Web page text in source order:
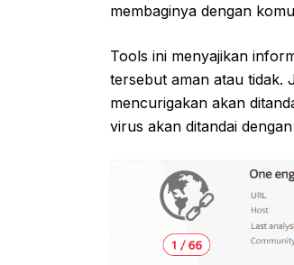
membaginya dengan
Tools ini menyajikan
tersebut aman atau tidak.
mencurigakan akan
virus akan ditandai